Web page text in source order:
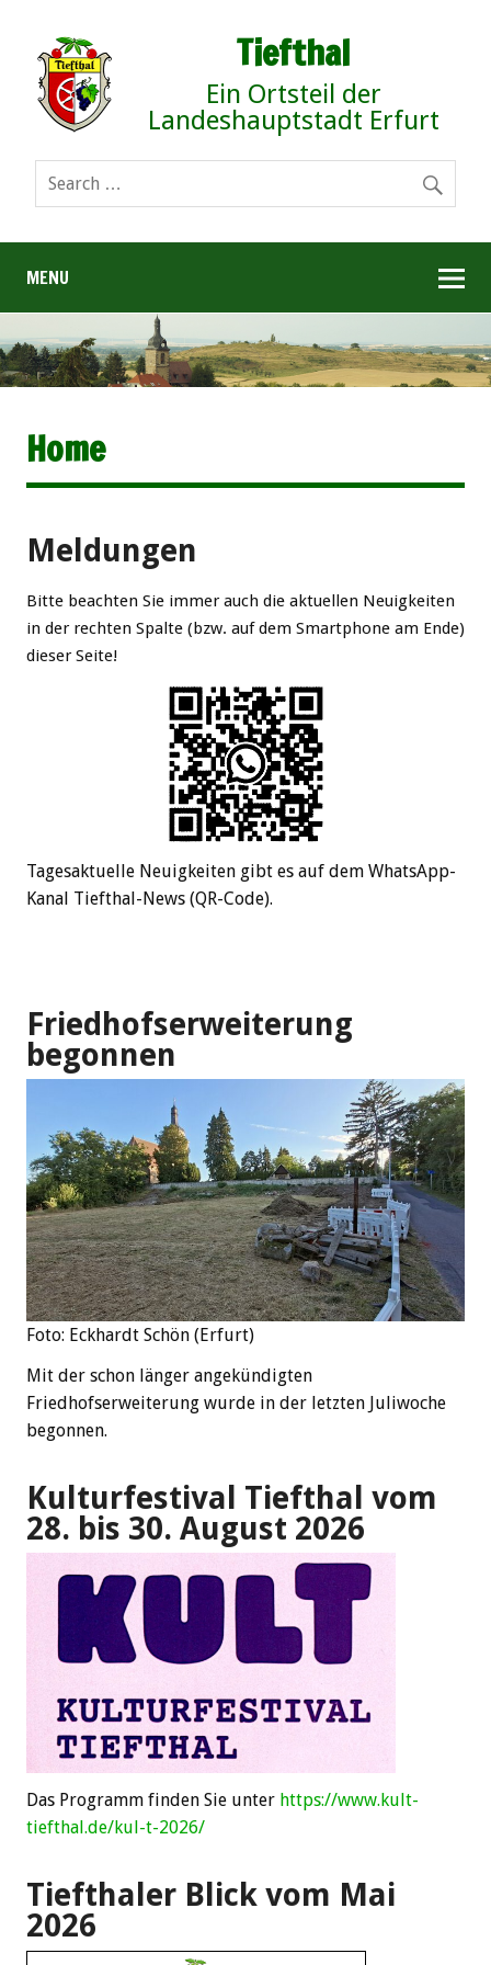
Tiefthal
Ein Ortsteil der
Landeshauptstadt Erfurt
MENU
Home
Meldungen
Bitte beachten Sie immer auch die aktuellen Neuigkeiten
in der rechten Spalte (bzw. auf dem Smartphone am Ende)
dieser Seite!
Tagesaktuelle Neuigkeiten gibt es auf dem WhatsApp-
Kanal Tiefthal-News (QR-Code).
Friedhofserweiterung
begonnen
Foto: Eckhardt Schön (Erfurt)
Mit der schon länger angekündigten
Friedhofserweiterung wurde in der letzten Juliwoche
begonnen.
Kulturfestival Tiefthal vom
28. bis 30. August 2026
Das Programm finden Sie unter https://www.kult-
tiefthal.de/kul-t-2026/
Tiefthaler Blick vom Mai
2026